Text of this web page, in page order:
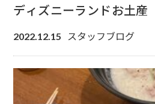
ディズニーランドお土産
2022.12.15 スタッフブログ